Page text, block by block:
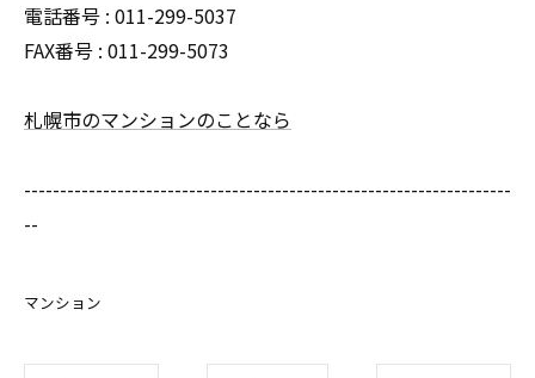
電話番号 : 011-299-5037
FAX番号 : 011-299-5073
札幌市のマンションのことなら
--------------------------------------------------------------------
--
マンション